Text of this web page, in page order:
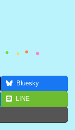
Bluesky
LINE